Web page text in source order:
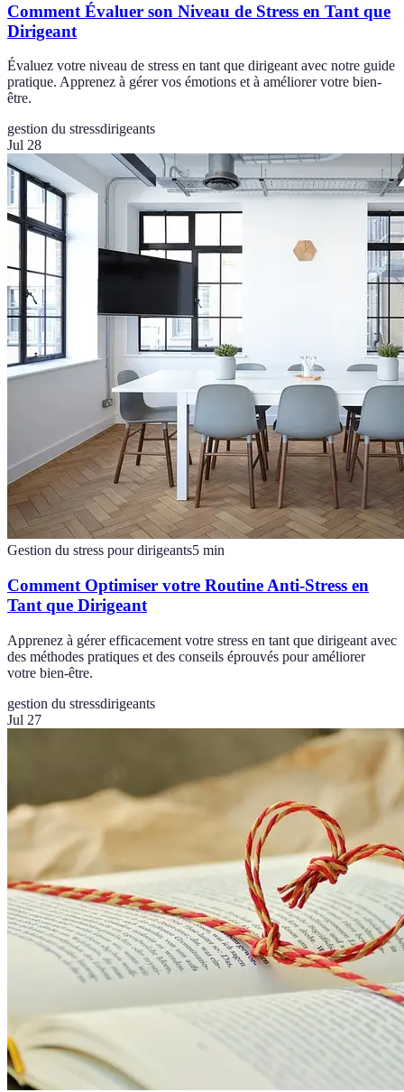
Comment Évaluer son Niveau de Stress en Tant que
Dirigeant
Évaluez votre niveau de stress en tant que dirigeant avec notre guide
pratique. Apprenez à gérer vos émotions et à améliorer votre bien-
être.
gestion du stressdirigeants
Jul 28
Gestion du stress pour dirigeants5 min
Comment Optimiser votre Routine Anti-Stress en
Tant que Dirigeant
Apprenez à gérer efficacement votre stress en tant que dirigeant avec
des méthodes pratiques et des conseils éprouvés pour améliorer
votre bien-être.
gestion du stressdirigeants
Jul 27